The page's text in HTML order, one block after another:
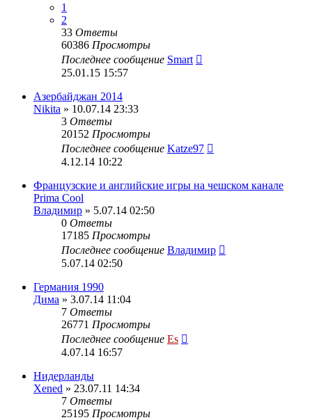
1
2
33 Ответы
60386 Просмотры
Последнее сообщение Smart
25.01.15 15:57
Азербайджан 2014
Nikita » 10.07.14 23:33
3 Ответы
20152 Просмотры
Последнее сообщение Katze97
4.12.14 10:22
Французские и английские игры на чешском канале
Prima Cool
Владимир » 5.07.14 02:50
0 Ответы
17185 Просмотры
Последнее сообщение Владимир
5.07.14 02:50
Германия 1990
Дима » 3.07.14 11:04
7 Ответы
26771 Просмотры
Последнее сообщение Es
4.07.14 16:57
Нидерланды
Xened » 23.07.11 14:34
7 Ответы
25195 Просмотры